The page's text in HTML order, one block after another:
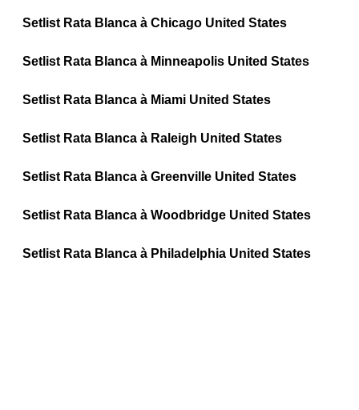
Setlist Rata Blanca à Chicago United States
Setlist Rata Blanca à Minneapolis United States
Setlist Rata Blanca à Miami United States
Setlist Rata Blanca à Raleigh United States
Setlist Rata Blanca à Greenville United States
Setlist Rata Blanca à Woodbridge United States
Setlist Rata Blanca à Philadelphia United States